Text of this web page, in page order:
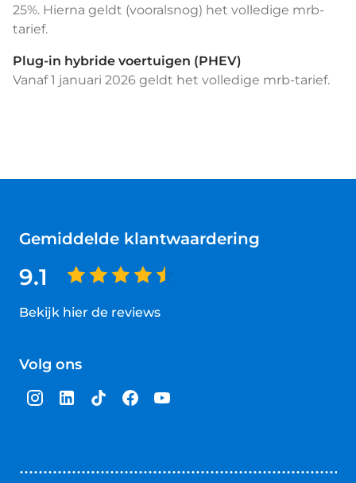
25%. Hierna geldt (vooralsnog) het volledige mrb-
tarief.
Plug-in hybride voertuigen (PHEV)
Vanaf 1 januari 2026 geldt het volledige mrb-tarief.
Gemiddelde klantwaardering
9.1
Bekijk hier de reviews
van
sterren
Volg ons